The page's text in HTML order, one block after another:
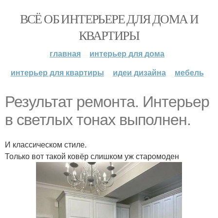
ВСЁ ОБ ИНТЕРЬЕРЕ ДЛЯ ДОМА И
КВАРТИРЫ
главная
интерьер для дома
интерьер для квартиры
идеи дизайна мебель
Результат ремонта. Интерьер
в светлых тонах выполнен.
И классическом стиле.
Только вот такой ковёр слишком уж старомоден